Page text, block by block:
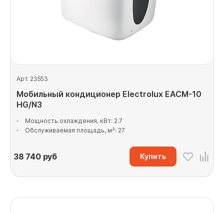
Арт. 23553
Мобильный кондиционер Electrolux EACM-10
HG/N3
Мощность охлаждения, кВт: 2.7
Обслуживаемая площадь, м²: 27
38 740руб Купить